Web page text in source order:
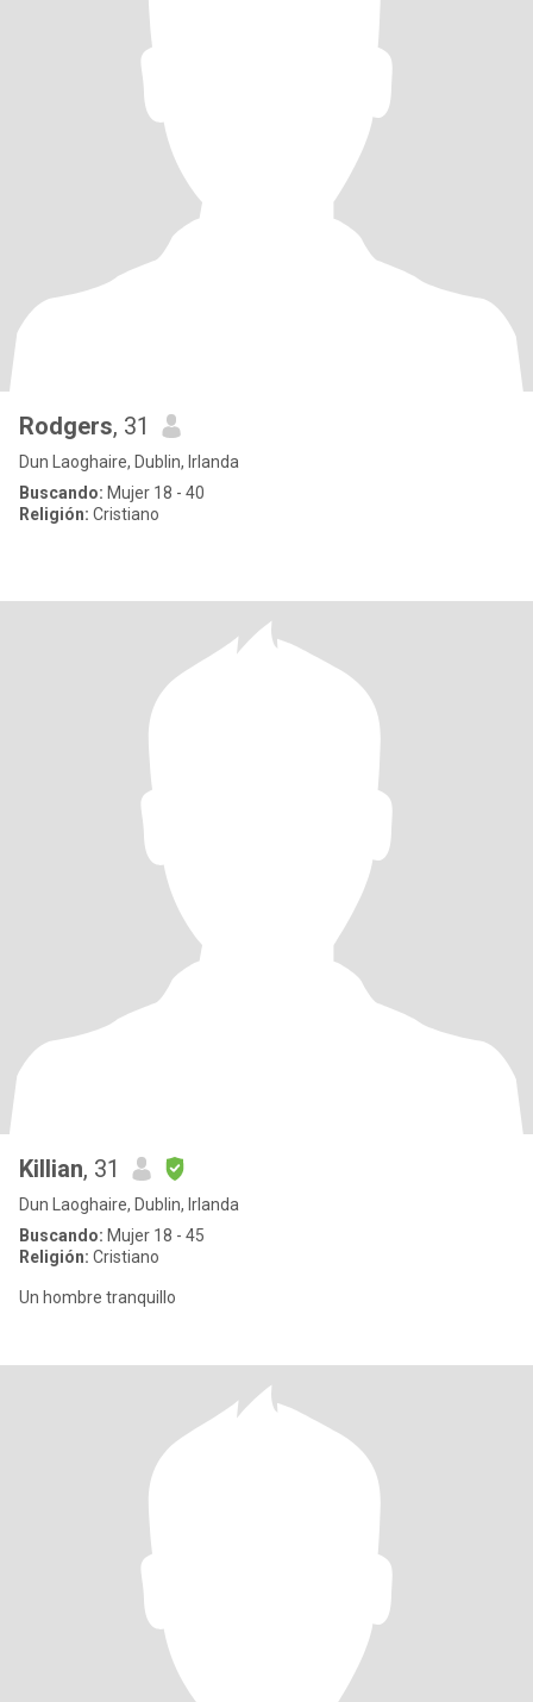
Rodgers, 31
Dun Laoghaire, Dublin, Irlanda
Buscando: Mujer 18 - 40
Religión: Cristiano
Killian, 31
Dun Laoghaire, Dublin, Irlanda
Buscando: Mujer 18 - 45
Religión: Cristiano
Un hombre tranquillo